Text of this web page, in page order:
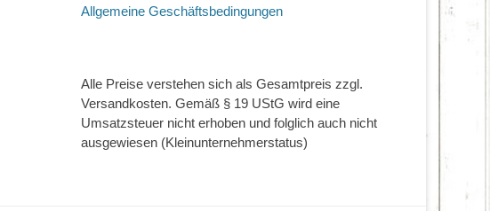
Allgemeine Geschäftsbedingungen
Alle Preise verstehen sich als Gesamtpreis zzgl.
Versandkosten. Gemäß § 19 UStG wird eine
Umsatzsteuer nicht erhoben und folglich auch nicht
ausgewiesen (Kleinunternehmerstatus)